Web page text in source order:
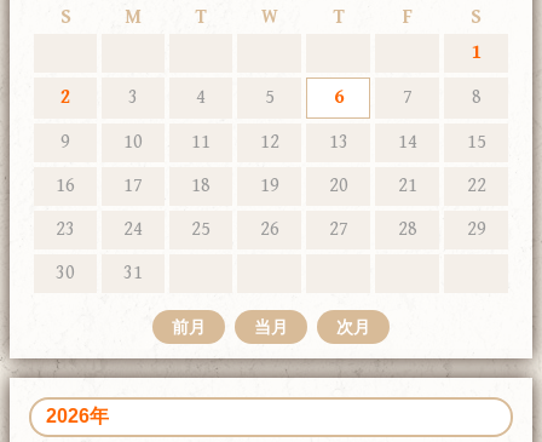
S M T W T F
S
1
2
3 4 5 6 7
8
9
10 11 12 13 14
15
16
17 18 19 20 21
22
23
24 25 26 27 28
29
30
31
前月 当月 次月
2026年